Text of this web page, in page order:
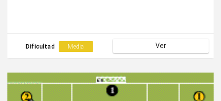
Dificultad Media Ver